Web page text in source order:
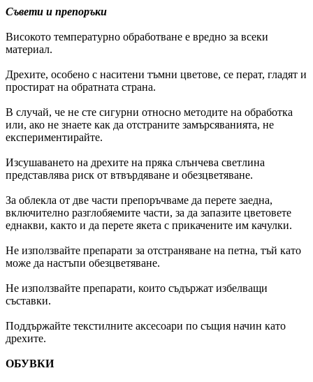
Съвети и препоръки
Високото температурно обработване е вредно за всеки
материал.
Дрехите, особено с наситени тъмни цветове, се перат, гладят и
простират на обратната страна.
В случай, че не сте сигурни относно методите на обработка
или, ако не знаете как да отстраните замърсяванията, не
експериментирайте.
Изсушаването на дрехите на пряка слънчева светлина
представлява риск от втвърдяване и обезцветяване.
За облекла от две части препоръчваме да перете заедна,
включително разглобяемите части, за да запазите цветовете
еднакви, както и да перете якета с прикачените им качулки.
Не използвайте препарати за отстраняване на петна, тъй като
може да настъпи обезцветяване.
Не използвайте препарати, които съдържат избелващи
съставки.
Поддържайте текстилните аксесоари по същия начин като
дрехите.
ОБУВКИ